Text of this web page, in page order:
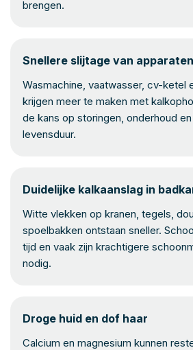
brengen.
Snellere slijtage van apparaten
Wasmachine, vaatwasser, cv-ketel
krijgen meer te maken met
de kans op storingen, onderhoud
levensduur.
Duidelijke kalkaanslag in
Witte vlekken op kranen, tegels,
spoelbakken ontstaan sneller.
tijd en vaak zijn krachtigere
nodig.
Droge huid en dof haar
Calcium en magnesium kunnen